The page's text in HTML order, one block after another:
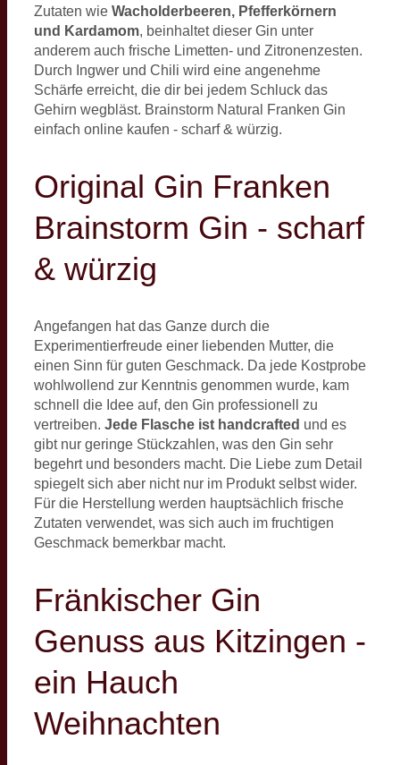
Zutaten wie Wacholderbeeren, Pfefferkörnern
und Kardamom, beinhaltet dieser Gin unter
anderem auch frische Limetten- und Zitronenzesten.
Durch Ingwer und Chili wird eine angenehme
Schärfe erreicht, die dir bei jedem Schluck das
Gehirn wegbläst. Brainstorm Natural Franken Gin
einfach online kaufen - scharf & würzig.
Original Gin Franken
Brainstorm Gin - scharf
& würzig
Angefangen hat das Ganze durch die
Experimentierfreude einer liebenden Mutter, die
einen Sinn für guten Geschmack. Da jede Kostprobe
wohlwollend zur Kenntnis genommen wurde, kam
schnell die Idee auf, den Gin professionell zu
vertreiben. Jede Flasche ist handcrafted und es
gibt nur geringe Stückzahlen, was den Gin sehr
begehrt und besonders macht. Die Liebe zum Detail
spiegelt sich aber nicht nur im Produkt selbst wider.
Für die Herstellung werden hauptsächlich frische
Zutaten verwendet, was sich auch im fruchtigen
Geschmack bemerkbar macht.
Fränkischer Gin
Genuss aus Kitzingen -
ein Hauch
Weihnachten